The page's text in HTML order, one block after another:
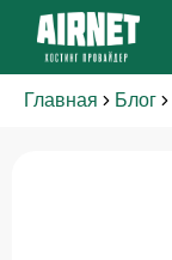
Главная Блог